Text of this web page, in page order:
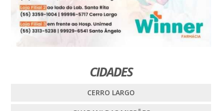
CIDADES
CERRO LARGO